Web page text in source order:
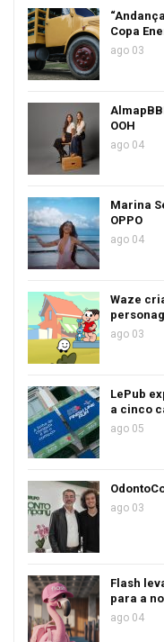
Copa
ago 03
OOH
ago 04
Marina
OPPO
ago 04
Waze
ago 03
LePub
a cinco
ago 05
ago 03
Flash
para a
ago 04